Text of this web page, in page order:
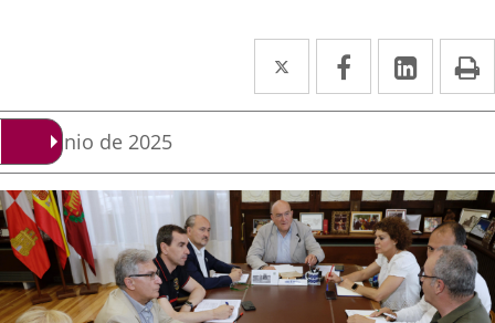
Twitter
Enlace
a
aplicación
externa.
Facebook
Enlace
a
aplicación
externa.
Enlace
a
Fecha
de
la
noticia
4 de junio de 2025